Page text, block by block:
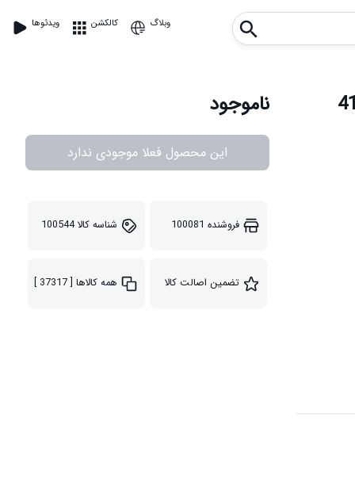
ویدئوها کالکشن وبلاگ
ناموجود
این محصول فعلا موجودی ندارد
فروشنده 100081 شناسه کالا100544
تضمین اصالت کالا همه کالاها [ 37317 ]